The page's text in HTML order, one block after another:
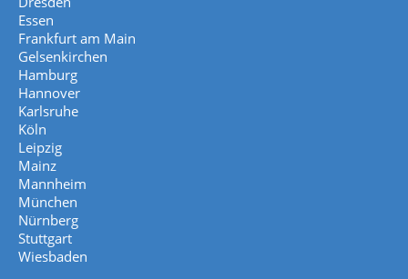
Essen
Frankfurt am Main
Gelsenkirchen
Hamburg
Hannover
Karlsruhe
Köln
Leipzig
Mainz
Mannheim
München
Nürnberg
Stuttgart
Wiesbaden